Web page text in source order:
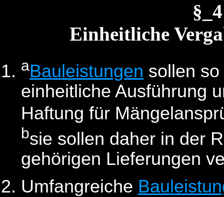
Einheitliche
aBauleistungen sollen
einheitliche Ausführung
Haftung für
bsie sollen daher in der
gehörigen Lieferungen
Umfangreiche